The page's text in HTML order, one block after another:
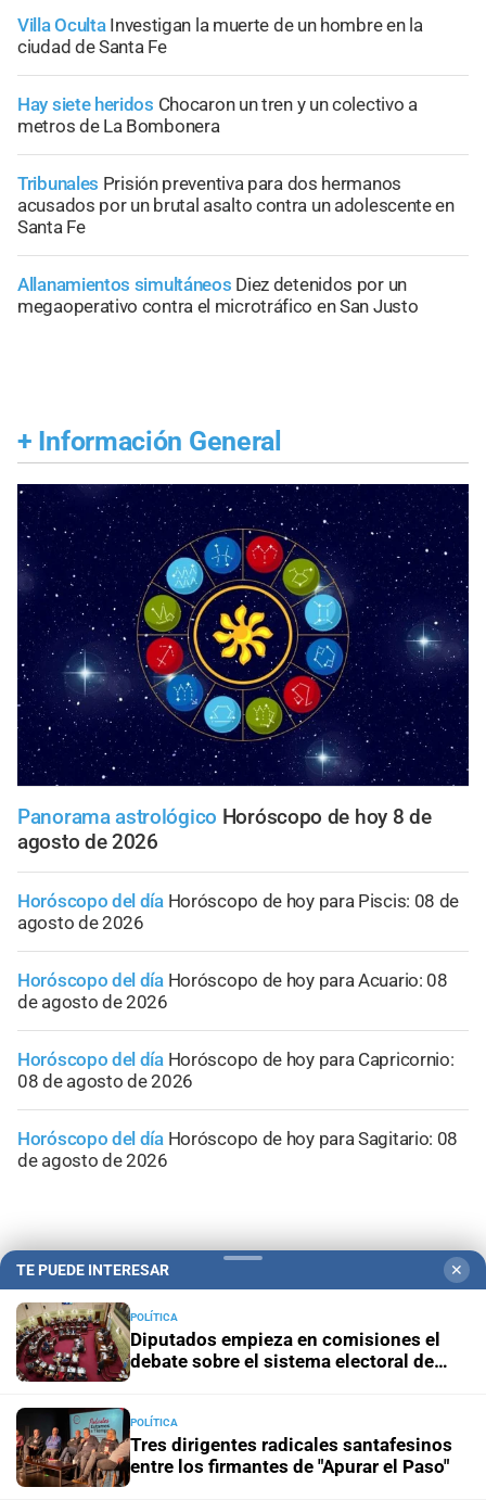
Villa Oculta Investigan la muerte de un hombre en la
ciudad de Santa Fe
Hay siete heridos Chocaron un tren y un colectivo a
metros de La Bombonera
Tribunales Prisión preventiva para dos hermanos
acusados por un brutal asalto contra un adolescente en
Santa Fe
Allanamientos simultáneos Diez detenidos por un
megaoperativo contra el microtráfico en San Justo
+ Información General
Panorama astrológico Horóscopo de hoy 8 de
agosto de 2026
Horóscopo del día Horóscopo de hoy para Piscis: 08 de
agosto de 2026
Horóscopo del día Horóscopo de hoy para Acuario: 08
de agosto de 2026
Horóscopo del día Horóscopo de hoy para Capricornio:
08 de agosto de 2026
Horóscopo del día Horóscopo de hoy para Sagitario: 08
de agosto de 2026
Campolitoral Revista Nosotros Clasificados
CYD Litoral
TE PUEDE INTERESAR ✕
POLÍTICA
Diputados empieza en comisiones el
debate sobre el sistema electoral de
POLÍTICA
Tres dirigentes radicales santafesinos
entre los firmantes de "Apurar el Paso"